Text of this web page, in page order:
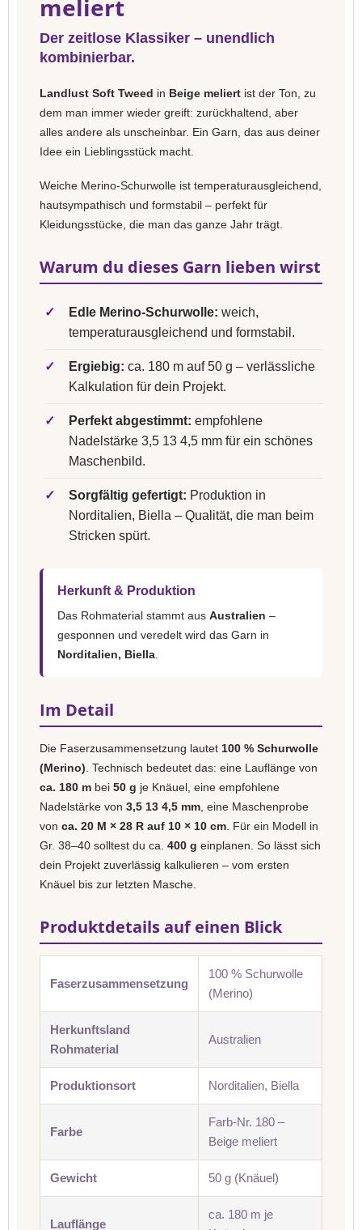
meliert
Der zeitlose Klassiker – unendlich
kombinierbar.
Landlust Soft Tweed in Beige meliert ist der Ton, zu
dem man immer wieder greift: zurückhaltend, aber
alles andere als unscheinbar. Ein Garn, das aus deiner
Idee ein Lieblingsstück macht.
Weiche Merino-Schurwolle ist temperaturausgleichend,
hautsympathisch und formstabil – perfekt für
Kleidungsstücke, die man das ganze Jahr trägt.
Warum du dieses Garn lieben wirst
✓ Edle Merino-Schurwolle: weich,
temperaturausgleichend und formstabil.
✓ Ergiebig: ca. 180 m auf 50 g – verlässliche
Kalkulation für dein Projekt.
✓ Perfekt abgestimmt: empfohlene
Nadelstärke 3,5 13 4,5 mm für ein schönes
Maschenbild.
✓ Sorgfältig gefertigt: Produktion in
Norditalien, Biella – Qualität, die man beim
Stricken spürt.
Herkunft & Produktion
Das Rohmaterial stammt aus Australien –
gesponnen und veredelt wird das Garn in
Norditalien, Biella
Im Detail
Die Faserzusammensetzung lautet 100 % Schurwolle
(Merino) . Technisch bedeutet das: eine Lauflänge von
ca. 180 m bei 50 g je Knäuel, eine empfohlene
Nadelstärke von 3,5 13 4,5 mm , eine Maschenprobe
von ca. 20 M × 28 R auf 10 × 10 cm . Für ein Modell in
Gr. 38–40 solltest du ca. 400 g einplanen. So lässt sich
dein Projekt zuverlässig kalkulieren – vom ersten
Knäuel bis zur letzten Masche.
Produktdetails auf einen Blick
Faserzusammensetzung
100 % Schurwolle
(Merino)
Herkunftsland
Rohmaterial
Australien
Produktionsort Norditalien, Biella
Farbe
Farb-Nr. 180 –
Beige meliert
Gewicht 50 g (Knäuel)
Lauflänge
ca. 180 m je